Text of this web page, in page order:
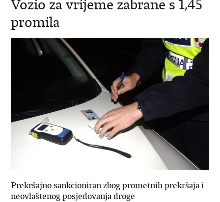
Vozio za vrijeme zabrane s 1,45
promila
Prekršajno sankcioniran zbog prometnih prekršaja i
neovlaštenog posjedovanja droge